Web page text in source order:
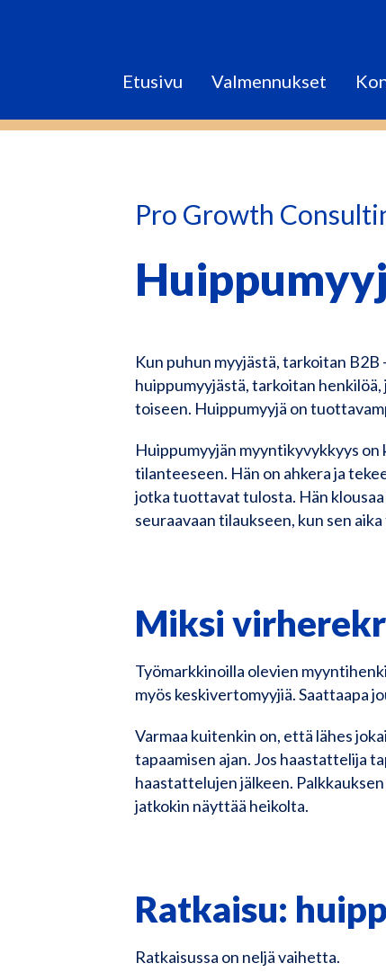
Etusivu Valmennukset
Pro Growth
Kun puhun myyjästä, tarkoitan
huippumyyjästä, tarkoitan
toiseen. Huippumyyjä on
Huippumyyjän myyntikyvykkyys
tilanteeseen. Hän on ahkera ja
jotka tuottavat tulosta. Hän
seuraavaan tilaukseen, kun sen
Miksi
Työmarkkinoilla olevien
myös keskivertomyyjiä. Saattaapa
Varmaa kuitenkin on, että lähes
tapaamisen ajan. Jos haastattelija
haastattelujen jälkeen.
jatkokin näyttää heikolta.
Ratkaisu:
Ratkaisussa on neljä vaihetta.